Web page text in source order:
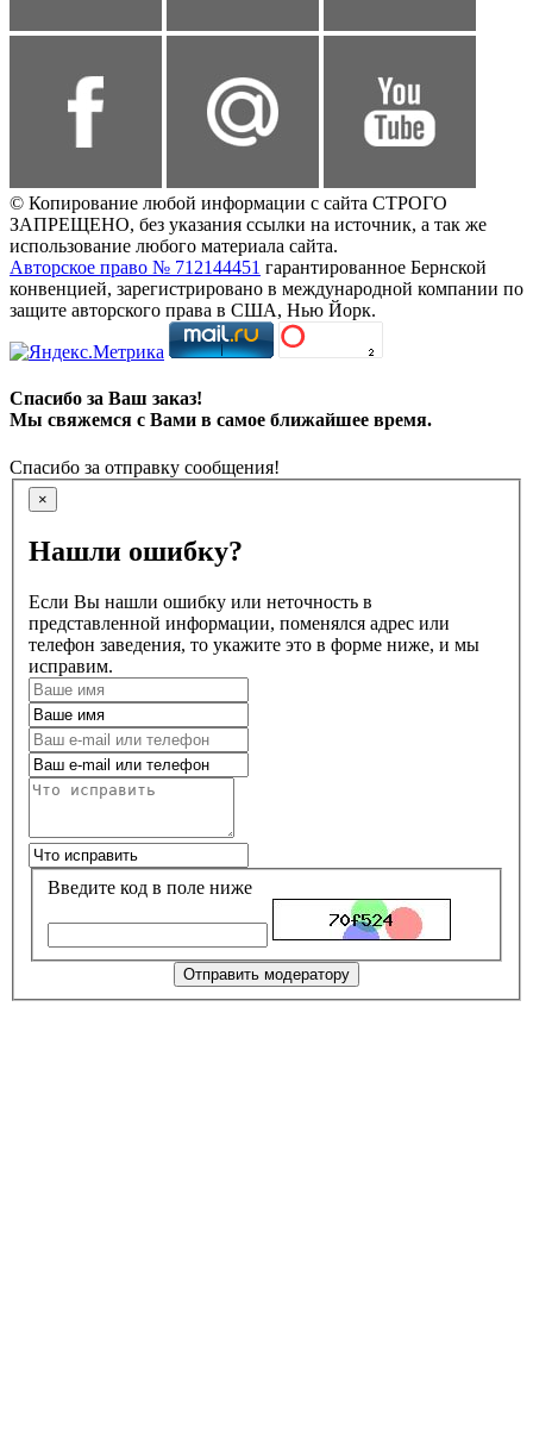
© Копирование любой информации с сайта СТРОГО
ЗАПРЕЩЕНО, без указания ссылки на источник, а так же
использование любого материала сайта.
Авторское право № 712144451 гарантированное Бернской
конвенцией, зарегистрировано в международной компании по
защите авторского права в США, Нью Йорк.
Спасибо за Ваш заказ!
Мы свяжемся с Вами в самое ближайшее время.
Спасибо за отправку сообщения!
×
Нашли ошибку?
Если Вы нашли ошибку или неточность в
представленной информации, поменялся адрес или
телефон заведения, то укажите это в форме ниже, и мы
исправим.
Введите код в поле ниже
Отправить модератору